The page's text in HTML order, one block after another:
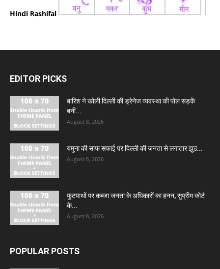
Hindi Rashifal
EDITOR PICKS
बारिश ने खोली दिल्ली की ड्रेनेज व्यवस्था की पोल सड़कें
बनीं...
August 8, 2026
यमुना की साफ सफाई पर दिल्ली की जनता से लगातार झूठ...
August 8, 2026
फुटपाथों पर कब्जा जनता के अधिकारों का हनन, सुप्रीम कोर्ट
के...
August 8, 2026
POPULAR POSTS